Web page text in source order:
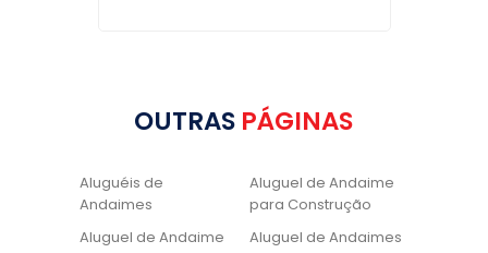
OUTRAS PÁGINAS
Aluguéis de
Andaimes
Aluguel de Andaime
para Construção
Aluguel de Andaime
Aluguel de Andaimes